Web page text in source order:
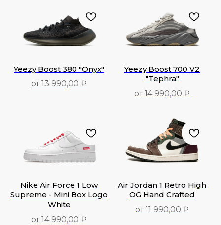
Yeezy Boost 380 "Onyx"
от 13 990,00 ₽
Yeezy Boost 700 V2
"Tephra"
от 14 990,00 ₽
Nike Air Force 1 Low
Supreme - Mini Box Logo
White
от 14 990,00 ₽
Air Jordan 1 Retro High
OG Hand Crafted
от 11 990,00 ₽